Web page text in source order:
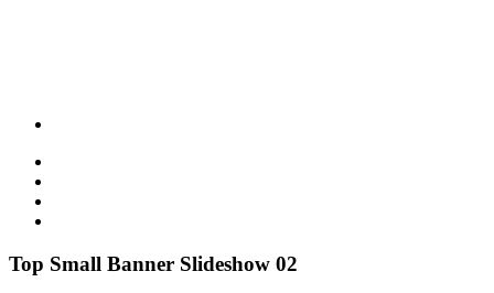
Top Small Banner Slideshow 02